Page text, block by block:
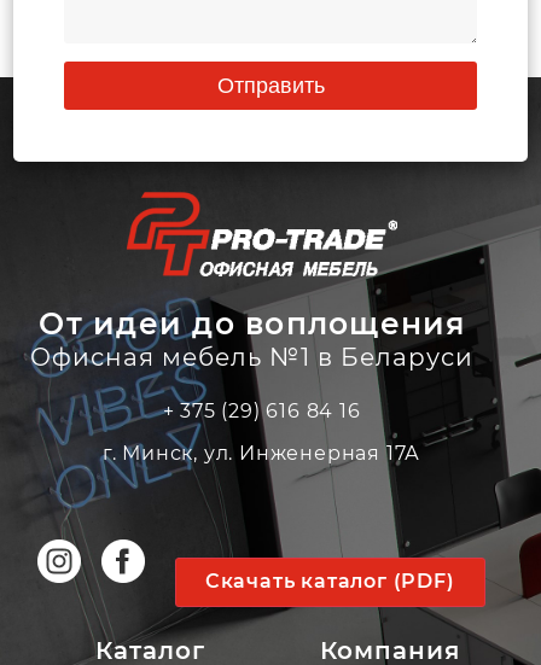
Отправить
От идеи до воплощения
Офисная мебель №1 в Беларуси
+ 375 (29) 616 84 16
г. Минск, ул. Инженерная 17А
Скачать каталог (PDF)
Каталог Компания